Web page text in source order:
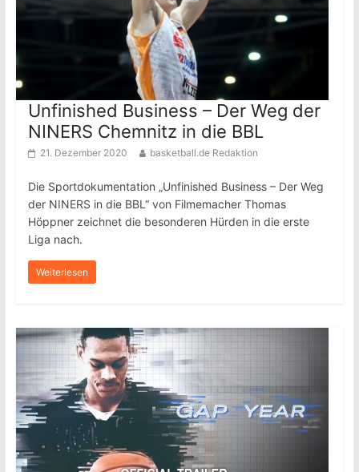
Unfinished Business – Der Weg der
NINERS Chemnitz in die BBL
21. Dezember 2020 basketball.de Redaktion
Die Sportdokumentation „Unfinished Business – Der Weg
der NINERS in die BBL“ von Filmemacher Thomas
Höppner zeichnet die besonderen Hürden in die erste
Liga nach.
Weiterlesen